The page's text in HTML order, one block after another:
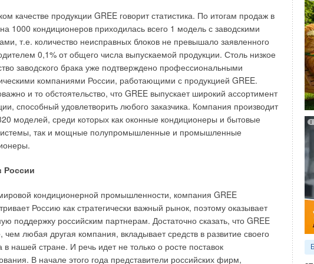
качестве продукции GREE говорит статистика. По итогам продаж в
1000 кондиционеров приходилась всего 1 модель с заводскими
т.е. количество неисправных блоков не превышало заявленного
0,1% от общего числа выпускаемой продукции. Столь низкое
заводского брака уже подтверждено профессиональными
компаниями России, работающими с продукцией GREE.
и то обстоятельство, что GREE выпускает широкий ассортимент
способный удовлетворить любого заказчика. Компания производит
моделей, среди которых как оконные кондиционеры и бытовые
так и мощные полупромышленные и промышленные
России
кондиционерной промышленности, компания GREE
Россию как стратегически важный рынок, поэтому оказывает
поддержку российским партнерам. Достаточно сказать, что GREE
чем любая другая компания, вкладывает средств в развитие своего
в нашей стране. И речь идет не только о росте поставок
В начале этого года представители российских фирм,
вентиляции, препятствует попаданию внешнего воздуха в
помещение. Это особенно важно в холодные периоды года. В
приточных системах вентилирования, как правило, используются
воздушные клапаны с электрическим приводом. При этом
управление системой полностью автоматизируется, то есть при
включении вентиляции клапан автоматически открывается, при
отключении — закрывается;
фильтр, который необходим для защиты самой вентиляционной
системы и вентилируемых помещений от попадания различных
мелких частиц, таких как пыль, насекомые, пух и т.д. Фильтр
требует очистки от пыли и грязи, как правило, не реже одного
раза в месяц;
калорифер
основных типа калориферов: электрический и водяной, который
вентилятор— центральный элемент в вентиляционной
системе, имеющий два параметра по своей производительности
— это количество прокачиваемого воздуха и полное давление.
Кроме этого вентиляторы различаются по габаритам и
естественно уровню шума;
шумоглушитель, который в процессе своей работы убирает